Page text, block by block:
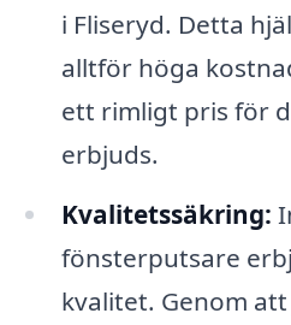
i Fliseryd. Detta
alltför höga
ett rimligt pris för
erbjuds.
Kvalitetssäkring:
fönsterputsare
kvalitet. Genom